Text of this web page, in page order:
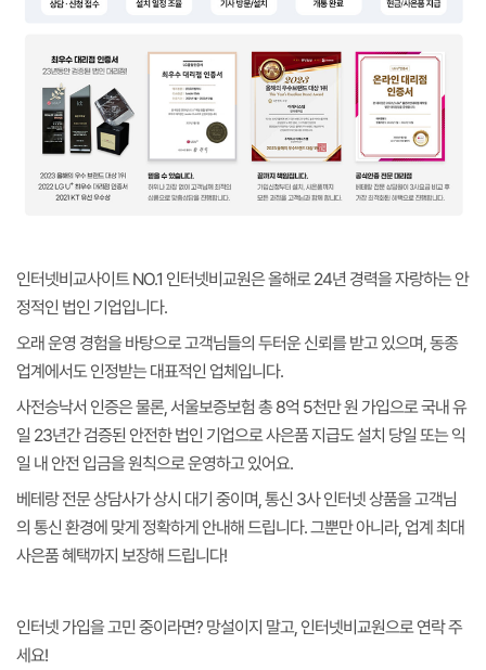
인터넷비교사이트 NO.1 인터넷비교원은 올해로 24년 경력을 자랑하는 안
정적인 법인 기업입니다.
오래 운영 경험을 바탕으로 고객님들의 두터운 신뢰를 받고 있으며, 동종
업계에서도 인정받는 대표적인 업체입니다.
사전승낙서 인증은 물론, 서울보증보험 총 8억 5천만 원 가입으로 국내 유
일 23년간 검증된 안전한 법인 기업으로 사은품 지급도 설치 당일 또는 익
일 내 안전 입금을 원칙으로 운영하고 있어요.
베테랑 전문 상담사가 상시 대기 중이며, 통신 3사 인터넷 상품을 고객님
의 통신 환경에 맞게 정확하게 안내해 드립니다. 그뿐만 아니라, 업계 최대
사은품 혜택까지 보장해 드립니다!
인터넷 가입을 고민 중이라면? 망설이지 말고, 인터넷비교원으로 연락 주
세요!